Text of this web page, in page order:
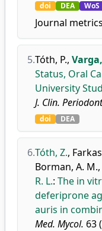
doi DEA WoS
Journal
5.Tóth, P.,
Status, Oral
University
J. Clin.
doi DEA
6.Tóth, Z.,
Borman, A. M.,
R. L.: The in
deferiprone
auris in
Med. Mycol. 63